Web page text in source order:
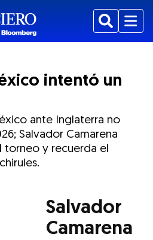
BuscarMenu
intentó un
ante Inglaterra no
Salvador Camarena
torneo y recuerda el
mediante Email
actual mediante Facebook
actual mediante Twitter
el artículo actual mediante LinkedIn
el artículo actual mediante
Salvador
Camarena